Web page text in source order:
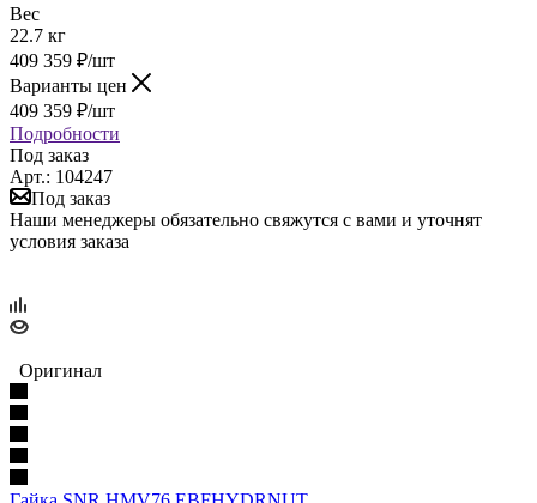
Вес
22.7 кг
409 359 ₽/шт
Варианты цен
409 359 ₽/шт
Подробности
Под заказ
Арт.: 104247
Под заказ
Наши менеджеры обязательно свяжутся с вами и уточнят
условия заказа
Оригинал